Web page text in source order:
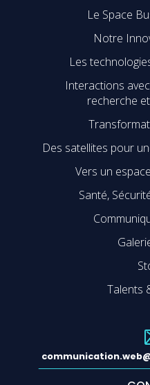
Le Space
Notre
Les
Interactions
recherche
Des satellites pour
Vers un
Santé,
Talents